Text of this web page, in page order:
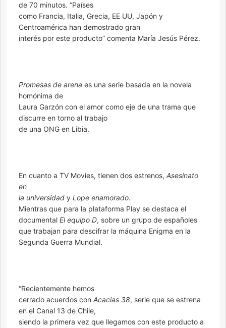
de 70 minutos. “Países
como Francia, Italia, Grecia, EE UU, Japón y
Centroamérica han demostrado gran
interés por este producto” comenta María Jesús Pérez.
Promesas de arena es una serie basada en la novela
homónima de
Laura Garzón con el amor como eje de una trama que
discurre en torno al trabajo
de una ONG en Libia.
En cuanto a TV Movies, tienen dos estrenos, Asesinato
en
la universidad y Lope enamorado.
Mientras que para la plataforma Play se destaca el
documental El equipo D, sobre un grupo de españoles
que trabajan para descifrar la máquina Enigma en la
Segunda Guerra Mundial.
“Recientemente hemos
cerrado acuerdos con Acacias 38, serie que se estrena
en el Canal 13 de Chile,
siendo la primera vez que llegamos con este producto a